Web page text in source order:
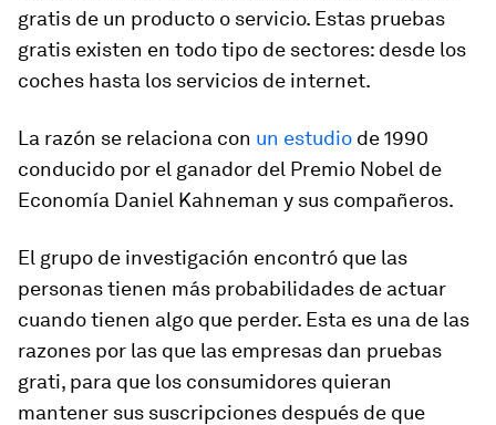
gratis de un producto o servicio. Estas pruebas
gratis existen en todo tipo de sectores: desde los
coches hasta los servicios de internet.
La razón se relaciona con un estudio de 1990
conducido por el ganador del Premio Nobel de
Economía Daniel Kahneman y sus compañeros.
El grupo de investigación encontró que las
personas tienen más probabilidades de actuar
cuando tienen algo que perder. Esta es una de las
razones por las que las empresas dan pruebas
grati, para que los consumidores quieran
mantener sus suscripciones después de que